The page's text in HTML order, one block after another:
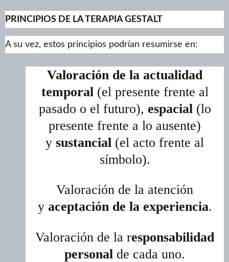
PRINCIPIOS DE LA TERAPIA GESTALT
A su vez, estos principios podrían resumirse en:
Valoración de la actualidad
temporal (el presente frente al
pasado o el futuro), espacial (lo
presente frente a lo ausente)
y sustancial (el acto frente al
símbolo).
Valoración de la atención
y aceptación de la experiencia.
Valoración de la responsabilidad
personal de cada uno.